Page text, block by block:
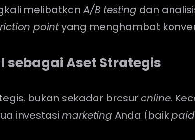
melibatkanA/B testing dan
pointyang menghambat
Aset Strategis
bukan sekadar brosuronline.
investasimarketing Anda (baikpaid